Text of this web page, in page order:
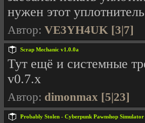
нужен этот
Автор: VE3YH4UK [3|7]
Scrap Mechanic v1.0.0a
Тут ещё и системные
v0.7.x
Автор: dimonmax [5|23]
Probably Stolen - Cyberpunk Pawnshop